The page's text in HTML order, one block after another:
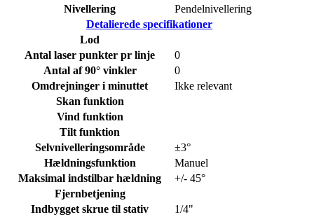
Nivellering
Pendelnivellering
Detalierede specifikationer
Lod
Antal laser punkter pr linje
0
Antal af 90° vinkler
0
Omdrejninger i minuttet
Ikke relevant
Skan funktion
Vind funktion
Tilt funktion
Selvnivelleringsområde
±3°
Hældningsfunktion
Manuel
Maksimal indstilbar hældning
+/- 45°
Fjernbetjening
Indbygget skrue til stativ
1/4"